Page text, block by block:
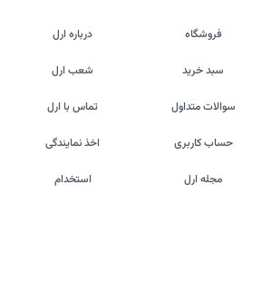
فروشگاه
سبد خرید
سوالات متداول
حساب کاربری
مجله ارل
درباره ارل
شعب ارل
تماس با ارل
اخذ نمایندگی
استخدام